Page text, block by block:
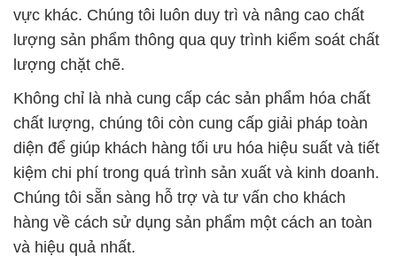
chất lượng, chúng tôi còn cung cấp giải pháp toàn
diện để giúp khách hàng tối ưu hóa hiệu suất và tiết
kiệm chi phí trong quá trình sản xuất và kinh doanh.
Chúng tôi sẵn sàng hỗ trợ và tư vấn cho khách
hàng về cách sử dụng sản phẩm một cách an toàn
và hiệu quả nhất.
Hãy liên hệ với chúng tôi để trải nghiệm sự chuyên
nghiệp và độ tin cậy trong mọi giao dịch hóa chất
của bạn.
# Nơi cung cấp & thương mại Axít HCL * Nước Khói